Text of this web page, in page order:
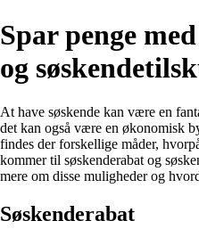
Spar penge
og
At have søskende kan være en
det kan også være en økonomisk
findes der forskellige måder,
kommer til søskenderabat og
mere om disse muligheder og
Søskenderabat